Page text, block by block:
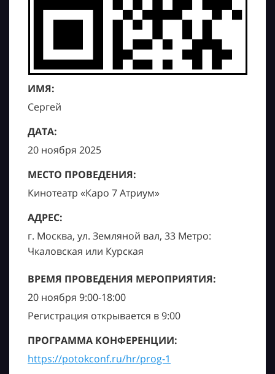
ИМЯ:
Сергей
ДАТА:
20 ноября 2025
МЕСТО ПРОВЕДЕНИЯ:
Кинотеатр «Каро 7 Атриум»
АДРЕС:
г. Москва, ул. Земляной вал, 33 Метро:
Чкаловская или Курская
ВРЕМЯ ПРОВЕДЕНИЯ МЕРОПРИЯТИЯ:
20 ноября 9:00-18:00
Регистрация открывается в 9:00
ПРОГРАММА КОНФЕРЕНЦИИ:
https://potokconf.ru/hr/prog-1